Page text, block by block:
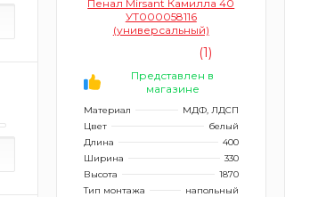
Пенал Mirsant Камилла 40
УТ000058116
(универсальный)
(1)
Представлен в
магазине
Материал
МДФ, ЛДСП
Цвет
белый
Длина
400
Ширина
330
Высота
1870
Тип монтажа
напольный